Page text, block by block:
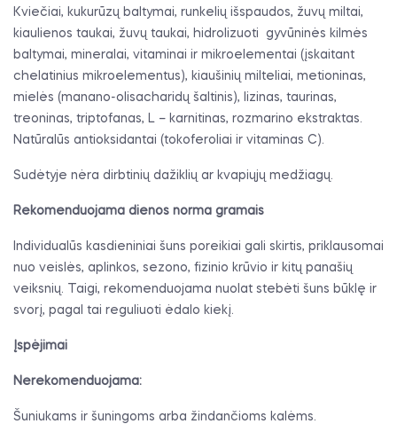
Kviečiai, kukurūzų baltymai, runkelių išspaudos, žuvų miltai,
kiaulienos taukai, žuvų taukai, hidrolizuoti
gyvūninės kilmės
baltymai, mineralai, vitaminai ir mikroelementai (įskaitant
chelatinius mikroelementus), kiaušinių milteliai, metioninas,
mielės (manano-olisacharidų šaltinis), lizinas, taurinas,
treoninas, triptofanas, L – karnitinas, rozmarino ekstraktas.
Natūralūs antioksidantai (tokoferoliai ir vitaminas C).
Sudėtyje nėra dirbtinių dažiklių ar kvapiųjų medžiagų.
Rekomenduojama dienos norma gramais
Individualūs kasdieniniai šuns poreikiai gali skirtis, priklausomai
nuo veislės, aplinkos, sezono, fizinio krūvio ir kitų panašių
veiksnių. Taigi, rekomenduojama nuolat stebėti šuns būklę ir
svorį, pagal tai reguliuoti ėdalo kiekį.
Įspėjimai
Nerekomenduojama:
Šuniukams ir šuningoms arba žindančioms kalėms.